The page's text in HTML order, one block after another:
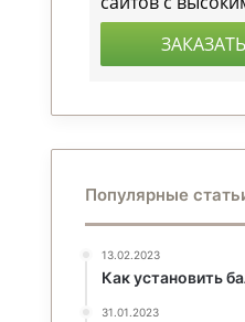
Популярные
13.02.2023
Как установить
31.01.2023